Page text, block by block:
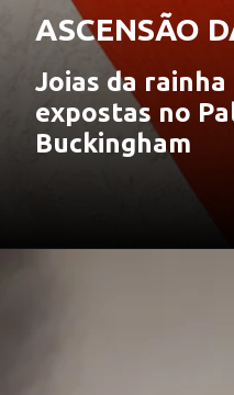
ASCENSÃO
Joias da
expostas no
Buckingham